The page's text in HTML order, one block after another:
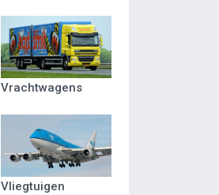
Vrachtwagens
Vliegtuigen